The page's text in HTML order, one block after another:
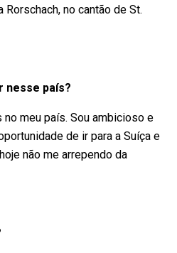
no cantão de St.
nesse país?
meu país. Sou ambicioso e
de ir para a Suíça e
não me arrependo da